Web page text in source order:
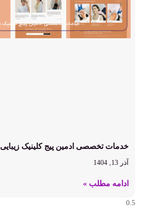
خدمات تخصصی ادمین پیج کلینیک زیبایی
آذر 13, 1404
ادامه مطلب »